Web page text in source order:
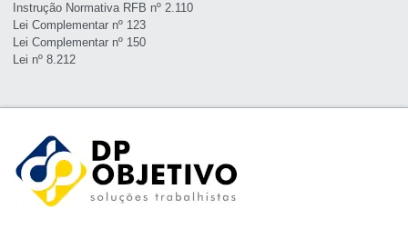
Instrução Normativa RFB nº 2.110
Lei Complementar nº 123
Lei Complementar nº 150
Lei nº 8.212